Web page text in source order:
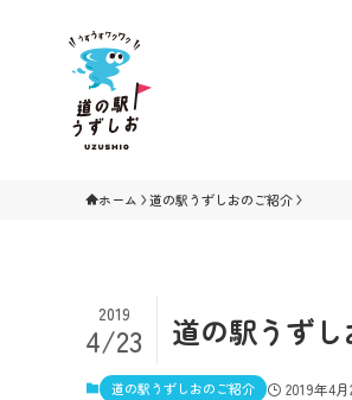
ホーム 道の駅うずしおのご紹介
道の駅うず
2019
4/23
道の駅うずしおのご紹介 2019年4月